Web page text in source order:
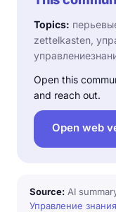
Topics:
zettelkasten,
Open this
and reach out.
Open web
Source: AI
Управление